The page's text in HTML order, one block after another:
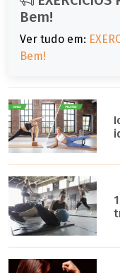
Bem!
Ver tudo em:
Bem!